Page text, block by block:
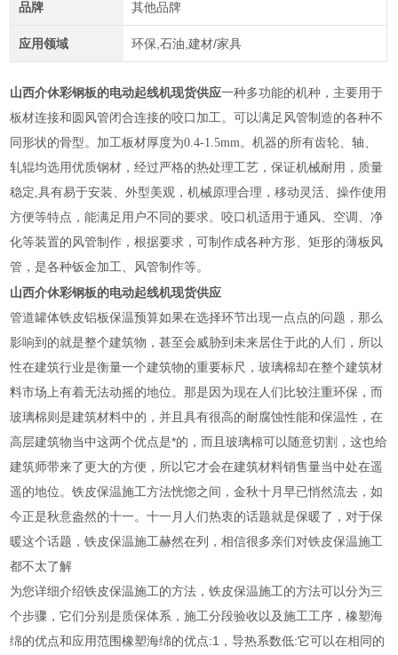
品牌 其他品牌
应用领域 环保,石油,建材/家具
山西介休彩钢板的电动起线机现货供应一种多功能的机种，主要用于
板材连接和圆风管闭合连接的咬口加工。可以满足风管制造的各种不
同形状的骨型。加工板材厚度为0.4-1.5mm。机器的所有齿轮、轴、
轧辊均选用优质钢材，经过严格的热处理工艺，保证机械耐用，质量
稳定,具有易于安装、外型美观，机械原理合理，移动灵活、操作使用
方便等特点，能满足用户不同的要求。咬口机适用于通风、空调、净
化等装置的风管制作，根据要求，可制作成各种方形、矩形的薄板风
管，是各种钣金加工、风管制作等。
山西介休彩钢板的电动起线机现货供应
管道罐体铁皮铝板保温预算如果在选择环节出现一点点的问题，那么
影响到的就是整个建筑物，甚至会威胁到未来居住于此的人们，所以
性在建筑行业是衡量一个建筑物的重要标尺，玻璃棉却在整个建筑材
料市场上有着无法动摇的地位。那是因为现在人们比较注重环保，而
玻璃棉则是建筑材料中的，并且具有很高的耐腐蚀性能和保温性，在
高层建筑物当中这两个优点是*的，而且玻璃棉可以随意切割，这也给
建筑师带来了更大的方便，所以它才会在建筑材料销售量当中处在遥
遥的地位。铁皮保温施工方法恍惚之间，金秋十月早已悄然流去，如
今正是秋意盎然的十一。十一月人们热衷的话题就是保暖了，对于保
暖这个话题，铁皮保温施工赫然在列，相信很多亲们对铁皮保温施工
都不太了解
为您详细介绍铁皮保温施工的方法，铁皮保温施工的方法可以分为三
个步骤，它们分别是质保体系，施工分段验收以及施工工序，橡塑海
绵的优点和应用范围橡塑海绵的优点:1，导热系数低:它可以在相同的